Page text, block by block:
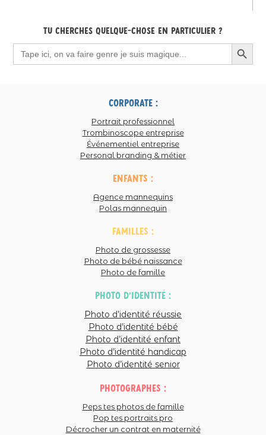
Tu cherches quelque-chose en particulier ?
Search
for:
Search Button
corporate :
Portrait professionnel
Trombinoscope entreprise
Événementiel entreprise
Personal branding & métier
enfants :
Agence mannequins
Polas mannequin
familles :
Photo de grossesse
Photo de bébé naissance
Photo de famille
photo d'identité :
Photo d’identité réussie
Photo d’identité bébé
Photo d’identité enfant
Photo d’identité handicap
Photo d’identité senior
photographes :
Peps tes photos de famille
Pop tes portraits pro
Décrocher un contrat en maternité